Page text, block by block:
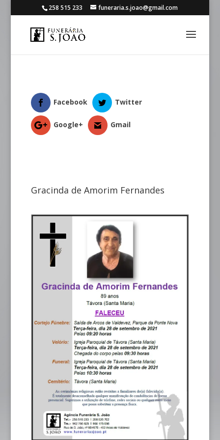
258 515 233 funeraria.s.joao@gmail.com
Facebook Twitter
Google+ Gmail
Gracinda de Amorim Fernandes